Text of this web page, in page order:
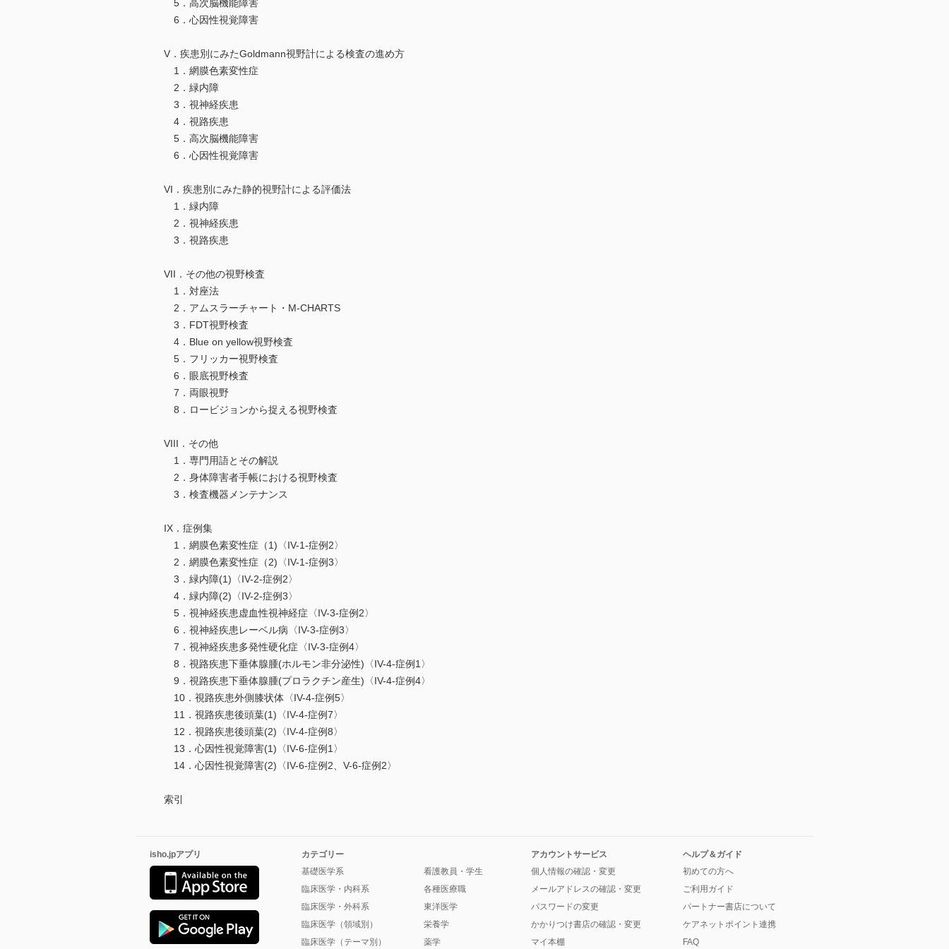
5．高次脳機能障害
6．心因性視覚障害
V．疾患別にみたGoldmann視野計による検査の進め方
1．網膜色素変性症
2．緑内障
3．視神経疾患
4．視路疾患
5．高次脳機能障害
6．心因性視覚障害
VI．疾患別にみた静的視野計による評価法
1．緑内障
2．視神経疾患
3．視路疾患
VII．その他の視野検査
1．対座法
2．アムスラーチャート・M-CHARTS
3．FDT視野検査
4．Blue on yellow視野検査
5．フリッカー視野検査
6．眼底視野検査
7．両眼視野
8．ロービジョンから捉える視野検査
VIII．その他
1．専門用語とその解説
2．身体障害者手帳における視野検査
3．検査機器メンテナンス
IX．症例集
1．網膜色素変性症（1)〈IV-1-症例2〉
2．網膜色素変性症（2)〈IV-1-症例3〉
3．緑内障(1)〈IV-2-症例2〉
4．緑内障(2)〈IV-2-症例3〉
5．視神経疾患虚血性視神経症〈IV-3-症例2〉
6．視神経疾患レーベル病〈IV-3-症例3〉
7．視神経疾患多発性硬化症〈IV-3-症例4〉
8．視路疾患下垂体腺腫(ホルモン非分泌性)〈IV-4-症例1〉
9．視路疾患下垂体腺腫(プロラクチン産生)〈IV-4-症例4〉
10．視路疾患外側膝状体〈IV-4-症例5〉
11．視路疾患後頭葉(1)〈IV-4-症例7〉
12．視路疾患後頭葉(2)〈IV-4-症例8〉
13．心因性視覚障害(1)〈IV-6-症例1〉
14．心因性視覚障害(2)〈IV-6-症例2、V-6-症例2〉
索引
isho.jpアプリ
カテゴリー
基礎医学系
臨床医学・内科系
臨床医学・外科系
臨床医学（領域別）
臨床医学（テーマ別）
看護教員・学生
各種医療職
東洋医学
栄養学
薬学
アカウントサービス
個人情報の確認・変更
メールアドレスの確認・変更
パスワードの変更
かかりつけ書店の確認・変更
マイ本棚
ヘルプ＆ガイド
初めての方へ
ご利用ガイド
パートナー書店について
ケアネットポイント連携
FAQ